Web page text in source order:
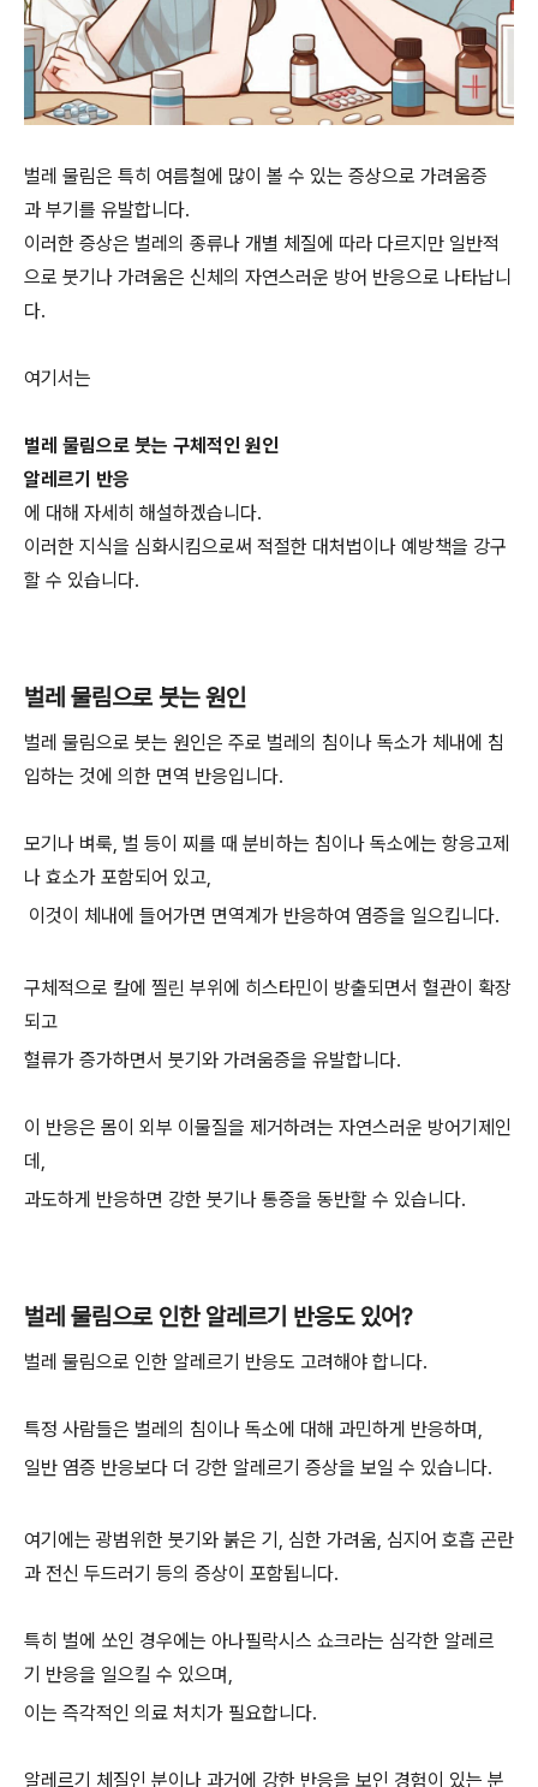
벌레 물림은 특히 여름철에 많이 볼 수 있는 증상으로 가려움증
과 부기를 유발합니다.
이러한 증상은 벌레의 종류나 개별 체질에 따라 다르지만 일반적
으로 붓기나 가려움은 신체의 자연스러운 방어 반응으로 나타납니
다.
여기서는
벌레 물림으로 붓는 구체적인 원인
알레르기 반응
에 대해 자세히 해설하겠습니다.
이러한 지식을 심화시킴으로써 적절한 대처법이나 예방책을 강구
할 수 있습니다.
벌레 물림으로 붓는 원인
벌레 물림으로 붓는 원인은 주로 벌레의 침이나 독소가 체내에 침
입하는 것에 의한 면역 반응입니다.
모기나 벼룩, 벌 등이 찌를 때 분비하는 침이나 독소에는 항응고제
나 효소가 포함되어 있고,
이것이 체내에 들어가면 면역계가 반응하여 염증을 일으킵니다.
구체적으로 칼에 찔린 부위에 히스타민이 방출되면서 혈관이 확장
되고
혈류가 증가하면서 붓기와 가려움증을 유발합니다.
이 반응은 몸이 외부 이물질을 제거하려는 자연스러운 방어기제인
데,
과도하게 반응하면 강한 붓기나 통증을 동반할 수 있습니다.
벌레 물림으로 인한 알레르기 반응도 있어?
벌레 물림으로 인한 알레르기 반응도 고려해야 합니다.
특정 사람들은 벌레의 침이나 독소에 대해 과민하게 반응하며,
일반 염증 반응보다 더 강한 알레르기 증상을 보일 수 있습니다.
여기에는 광범위한 붓기와 붉은 기, 심한 가려움, 심지어 호흡 곤란
과 전신 두드러기 등의 증상이 포함됩니다.
특히 벌에 쏘인 경우에는 아나필락시스 쇼크라는 심각한 알레르
기 반응을 일으킬 수 있으며,
이는 즉각적인 의료 처치가 필요합니다.
알레르기 체질인 분이나 과거에 강한 반응을 보인 경험이 있는 분